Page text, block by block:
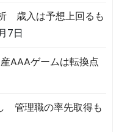
歳入は予想上回るも
7日
AAAゲームは転換点
管理職の率先取得も